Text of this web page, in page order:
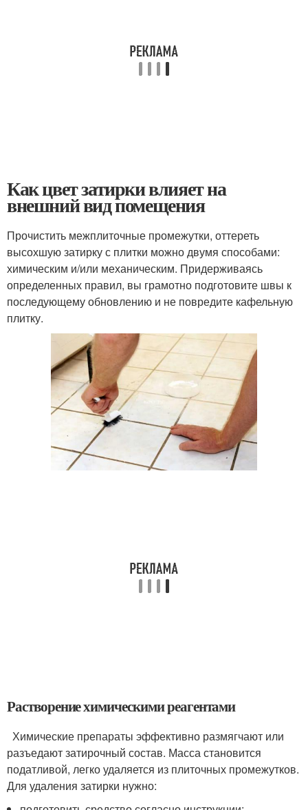
Как цвет затирки влияет на
внешний вид помещения
Прочистить межплиточные промежутки, оттереть
высохшую затирку с плитки можно двумя способами:
химическим и/или механическим. Придерживаясь
определенных правил, вы грамотно подготовите швы к
последующему обновлению и не повредите кафельную
плитку.
Растворение химическими реагентами
Химические препараты эффективно размягчают или
разъедают затирочный состав. Масса становится
податливой, легко удаляется из плиточных промежутков.
Для удаления затирки нужно: